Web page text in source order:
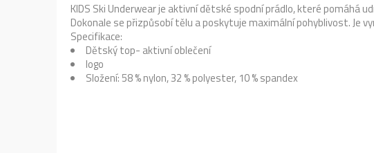
KIDS Ski Underwear je aktivní dětské spodní prádlo, které pomáhá
Dokonale se přizpůsobí tělu a poskytuje maximální pohyblivost. Je
Specifikace:
Dětský top- aktivní oblečení
logo
Složení: 58 % nylon, 32 % polyester, 10 % spandex